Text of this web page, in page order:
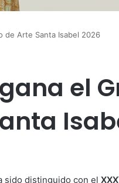
de Arte Santa Isabel 2026
el
sido distinguido con el